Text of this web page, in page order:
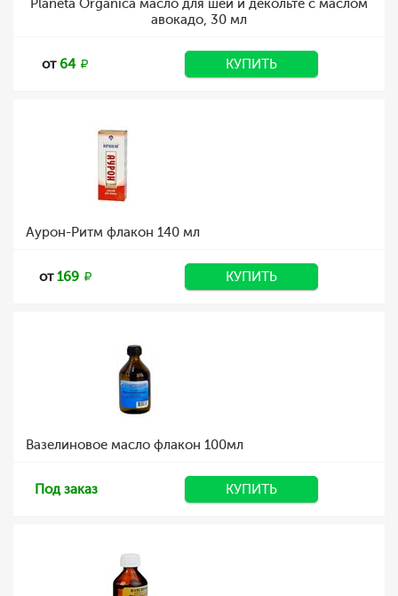
Planeta Organica масло для шеи и декольте с маслом
авокадо, 30 мл
от64 КУПИТЬ
Аурон-Ритм флакон 140 мл
от169 КУПИТЬ
Вазелиновое масло флакон 100мл
Под заказ КУПИТЬ